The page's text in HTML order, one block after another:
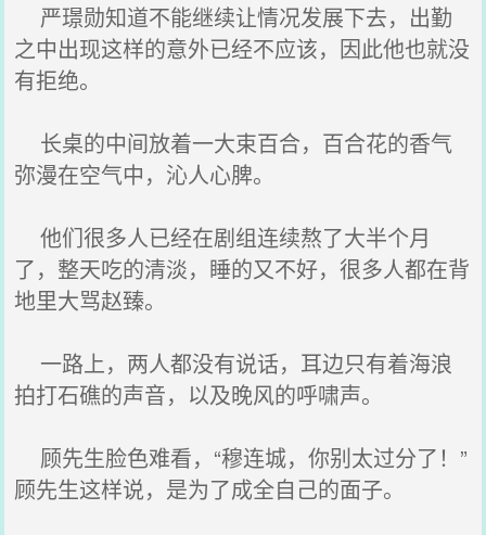
严璟勋知道不能继续让情况发展下去，出勤
之中出现这样的意外已经不应该，因此他也就没
有拒绝。
长桌的中间放着一大束百合，百合花的香气
弥漫在空气中，沁人心脾。
他们很多人已经在剧组连续熬了大半个月
了，整天吃的清淡，睡的又不好，很多人都在背
地里大骂赵臻。
一路上，两人都没有说话，耳边只有着海浪
拍打石礁的声音，以及晚风的呼啸声。
顾先生脸色难看，“穆连城，你别太过分了！”
顾先生这样说，是为了成全自己的面子。